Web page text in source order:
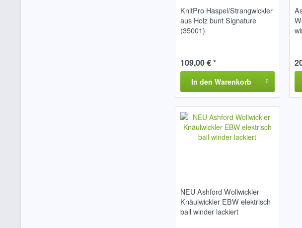
KnitPro Haspel/Strangwickler
aus Holz bunt Signature
(35001)
109,00 € *
In den Warenkorb
NEU Ashford Wollwickler
Knäulwickler EBW elektrisch
ball winder lackiert